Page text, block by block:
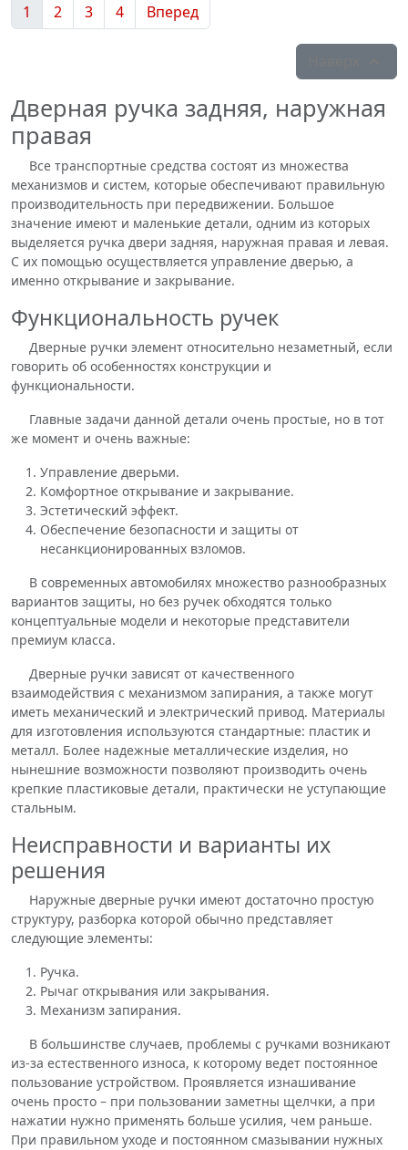
1
2 3 4 Вперед
Дверная ручка задняя, наружная
правая
Все транспортные средства состоят из множества
механизмов и систем, которые обеспечивают правильную
производительность при передвижении. Большое
значение имеют и маленькие детали, одним из которых
выделяется ручка двери задняя, наружная правая и левая.
С их помощью осуществляется управление дверью, а
именно открывание и закрывание.
Функциональность ручек
Дверные ручки элемент относительно незаметный, если
говорить об особенностях конструкции и
функциональности.
Главные задачи данной детали очень простые, но в тот
же момент и очень важные:
Управление дверьми.
Комфортное открывание и закрывание.
Эстетический эффект.
Обеспечение безопасности и защиты от
несанкционированных взломов.
В современных автомобилях множество разнообразных
вариантов защиты, но без ручек обходятся только
концептуальные модели и некоторые представители
премиум класса.
Дверные ручки зависят от качественного
взаимодействия с механизмом запирания, а также могут
иметь механический и электрический привод. Материалы
для изготовления используются стандартные: пластик и
металл. Более надежные металлические изделия, но
нынешние возможности позволяют производить очень
крепкие пластиковые детали, практически не уступающие
стальным.
Неисправности и варианты их
решения
Наружные дверные ручки имеют достаточно простую
структуру, разборка которой обычно представляет
следующие элементы:
Ручка.
Рычаг открывания или закрывания.
Механизм запирания.
В большинстве случаев, проблемы с ручками возникают
из-за естественного износа, к которому ведет постоянное
пользование устройством. Проявляется изнашивание
очень просто – при пользовании заметны щелчки, а при
нажатии нужно применять больше усилия, чем раньше.
При правильном уходе и постоянном смазывании нужных